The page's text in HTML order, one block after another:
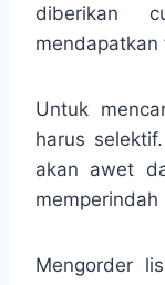
diberikan
mendapatkan
Untuk
harus
akan awet
Mengorder